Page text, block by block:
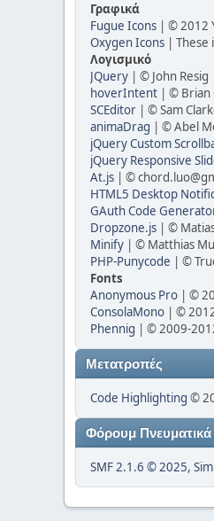
Γραφικά
Fugue Icons | © 2012
Oxygen Icons | These
Λογισμικό
JQuery | © John
hoverIntent | © Brian
SCEditor | © Sam
animaDrag | © Abel
jQuery Custom
jQuery Responsive
At.js | ©
HTML5 Desktop
GAuth Code
Dropzone.js | ©
Minify | © Matthias
PHP-Punycode | ©
Fonts
Anonymous Pro | ©
ConsolaMono | ©
Phennig | © 2009-
Μετατροπές
Code Highlighting ©
Φόρουμ Πνευματικά
SMF 2.1.6 © 2025,